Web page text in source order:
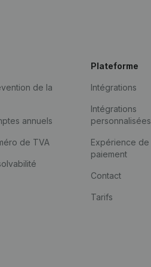
de la
annuels
de TVA
Plateforme
Intégrations
Intégrations
personnalisées
Expérience de
paiement
Contact
Tarifs